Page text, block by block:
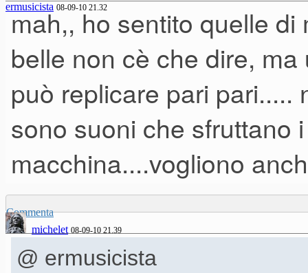
ermusicista 08-09-10 21.32
mah,, ho sentito quelle
belle non cè che dire,
può replicare pari
sono suoni che sfruttano
macchina....vogliono
Commenta
michelet 08-09-10 21.39
@ ermusicista